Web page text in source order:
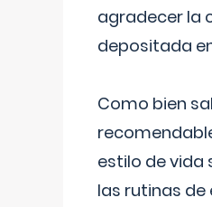
agradecer la
depositada
Como bien
estilo de vida
las rutinas de